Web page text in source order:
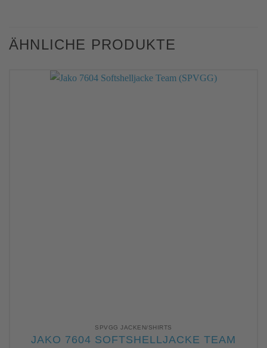
ÄHNLICHE PRODUKTE
SPVGG JACKEN/SHIRTS
JAKO 7604 SOFTSHELLJACKE TEAM